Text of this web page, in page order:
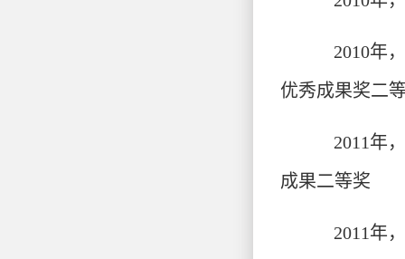
2010年
优秀成果奖二
2011年
成果二等奖
2011年